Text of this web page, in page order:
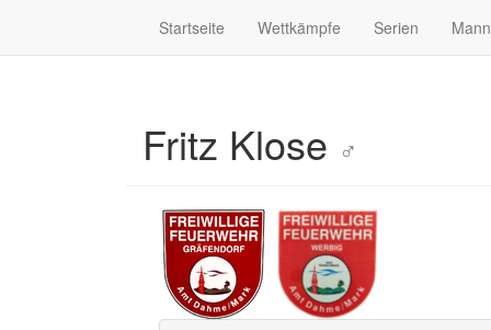
Startseite Wettkämpfe Serien
Fritz Klose ♂